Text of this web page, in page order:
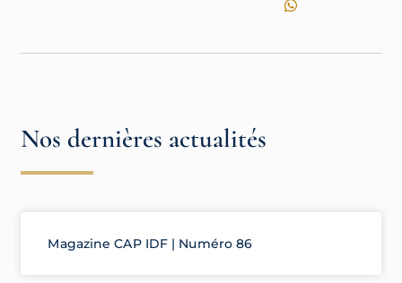
Nos dernières actualités
Magazine CAP IDF | Numéro 86